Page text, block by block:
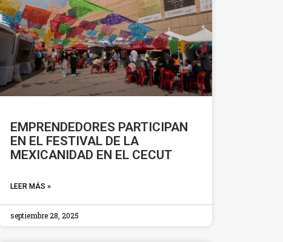
EMPRENDEDORES PARTICIPAN
EN EL FESTIVAL DE LA
MEXICANIDAD EN EL CECUT
LEER MÁS »
septiembre 28, 2025